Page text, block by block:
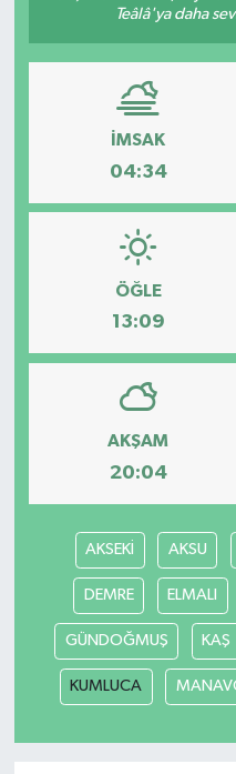
Teâlâ'ya daha
İMSAK
04:34
ÖĞLE
13:09
AKŞAM
20:04
AKSEKİ AKSU
DEMRE ELMALI
GÜNDOĞMUŞ KAŞ
KUMLUCA